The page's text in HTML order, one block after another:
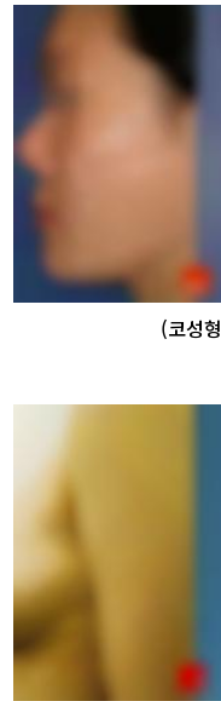
(코성